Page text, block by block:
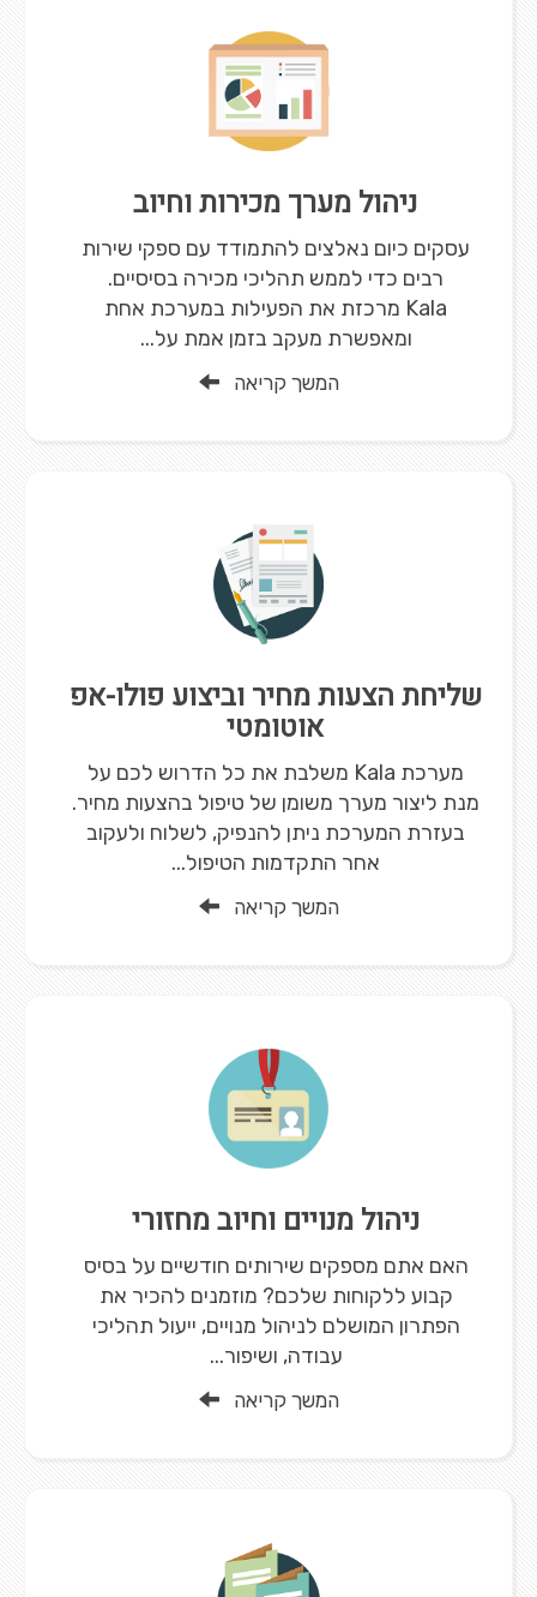
ניהול מערך מכירות וחיוב
עסקים כיום נאלצים להתמודד עם ספקי שירות
רבים כדי לממש תהליכי מכירה בסיסיים.
Kala מרכזת את הפעילות במערכת אחת
ומאפשרת מעקב בזמן אמת על...
המשך קריאה
שליחת הצעות מחיר וביצוע פולו-אפ
אוטומטי
מערכת Kala משלבת את כל הדרוש לכם על
מנת ליצור מערך משומן של טיפול בהצעות מחיר.
בעזרת המערכת ניתן להנפיק, לשלוח ולעקוב
אחר התקדמות הטיפול...
המשך קריאה
ניהול מנויים וחיוב מחזורי
האם אתם מספקים שירותים חודשיים על בסיס
קבוע ללקוחות שלכם? מוזמנים להכיר את
הפתרון המושלם לניהול מנויים, ייעול תהליכי
עבודה, ושיפור...
המשך קריאה